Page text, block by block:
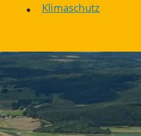
Klimaschutz